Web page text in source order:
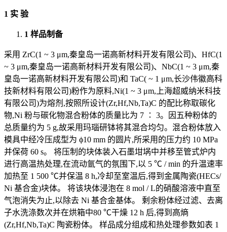
1 实 验
1 样品制备
采用 ZrC(1 ~ 3 μm,秦皇岛一诺高新材料开发有限公司)、HfC(1
~ 3 μm,秦皇岛一诺高新材料开发有限公司)、NbC(1 ~ 3 μm,秦
皇岛一诺高新材料开发有限公司)和 TaC( ~ 1 μm,长沙伟徽高科
技新材料有限公司)粉作为原料,Ni(1 ~ 3 μm,上海超威纳米科技
有限公司)为熔剂,按照所设计(Zr,Hf,Nb,Ta)C 的配比称取碳化
物,Ni 粉与碳化物混合粉体的质量比为 7 ∶ 3。因五种粉体的
总质量约为 5 g,故采用玛瑙研钵将其混合均匀。混合粉体放入
模具中经冷压成型为 ϕ10 mm 的圆片,所采用的压力约 10 MPa
并保荷 60 s。 将压制的块体装入石墨坩埚中并移至管式炉内
进行高温热处理,在流动氩气的氛围下,以 5 ℃ / min 的升温速率
加热至 1 500 ℃并保温 8 h,冷却至室温后,得到金属陶瓷(HECs/
Ni 基合金)块体。 将该块体浸泡在 8 mol / L的硝酸溶液中直至
气泡消失为止,以除去 Ni 基合金基体。 剩余粉体经过滤、去离
子水洗涤数次并在烘箱中80 ℃干燥 12 h 后,得到高熵
(Zr,Hf,Nb,Ta)C 陶瓷粉体。 样品成分组成和热处理参数如表 1